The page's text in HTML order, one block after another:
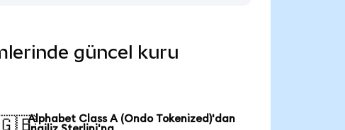
güncel kuru
Alphabet Class A (Ondo Tokenized)'dan